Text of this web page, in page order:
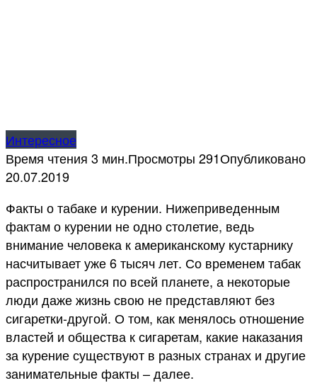
Интересное
Время чтения 3 мин.Просмотры 291Опубликовано
20.07.2019
Факты о табаке и курении. Нижеприведенным
фактам о курении не одно столетие, ведь
внимание человека к американскому кустарнику
насчитывает уже 6 тысяч лет. Со временем табак
распространился по всей планете, а некоторые
люди даже жизнь свою не представляют без
сигаретки-другой. О том, как менялось отношение
властей и общества к сигаретам, какие наказания
за курение существуют в разных странах и другие
занимательные факты – далее.